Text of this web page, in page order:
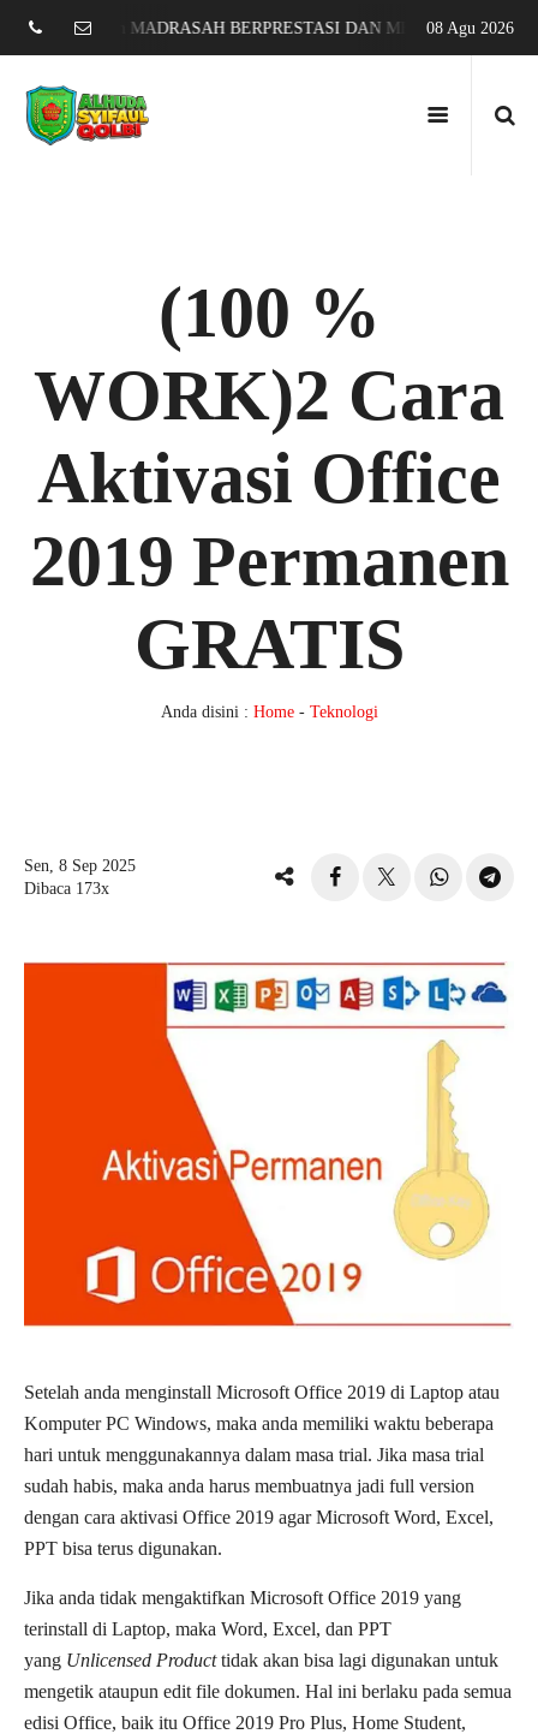
MADRASAH BERPRESTASI DAN MENDUNIA Assyifa karang
08 Agu 2026
(100 %
WORK)2 Cara
Aktivasi Office
2019 Permanen
GRATIS
Anda disini : Home- Teknologi
Sen, 8 Sep 2025
Dibaca 173x
Setelah anda menginstall Microsoft Office 2019 di Laptop atau
Komputer PC Windows, maka anda memiliki waktu beberapa
hari untuk menggunakannya dalam masa trial. Jika masa trial
sudah habis, maka anda harus membuatnya jadi full version
dengan cara aktivasi Office 2019 agar Microsoft Word, Excel,
PPT bisa terus digunakan.
Jika anda tidak mengaktifkan Microsoft Office 2019 yang
terinstall di Laptop, maka Word, Excel, dan PPT
yang Unlicensed Producttidak akan bisa lagi digunakan untuk
mengetik ataupun edit file dokumen. Hal ini berlaku pada semua
edisi Office, baik itu Office 2019 Pro Plus, Home Student,